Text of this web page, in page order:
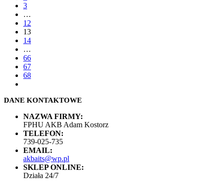
3
…
12
13
14
…
66
67
68
DANE KONTAKTOWE
NAZWA FIRMY:
FPHU AKB Adam Kostorz
TELEFON:
739-025-735
EMAIL:
akbaits@wp.pl
SKLEP ONLINE:
Działa 24/7